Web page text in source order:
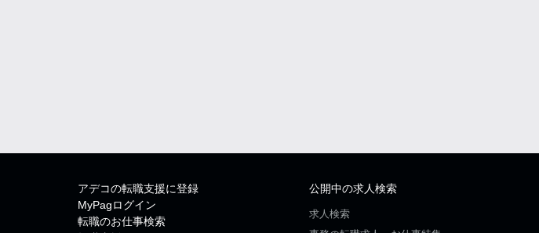
アデコの転職支援に登録
MyPagログイン
転職のお仕事検索
公開中の求人検索
求人検索